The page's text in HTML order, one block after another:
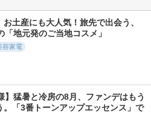
お土産にも大人気！旅先で出会う、
「地元発のご当地コスメ」
容家電
】猛暑と冷房の8月、ファンデはもう
。「3番トーンアップエッセンス」で